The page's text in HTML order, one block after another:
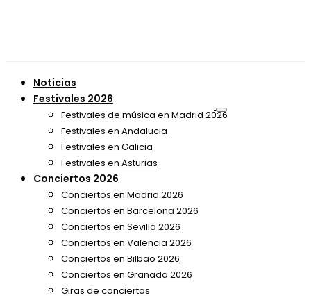
Noticias
Festivales 2026
Festivales de música en Madrid 2026
Festivales en Andalucia
Festivales en Galicia
Festivales en Asturias
Conciertos 2026
Conciertos en Madrid 2026
Conciertos en Barcelona 2026
Conciertos en Sevilla 2026
Conciertos en Valencia 2026
Conciertos en Bilbao 2026
Conciertos en Granada 2026
Giras de conciertos